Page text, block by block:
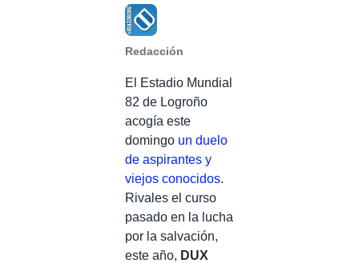
Redacción
El Estadio Mundial
82 de Logroño
acogía este
domingo un duelo
de aspirantes y
viejos conocidos.
Rivales el curso
pasado en la lucha
por la salvación,
este año, DUX